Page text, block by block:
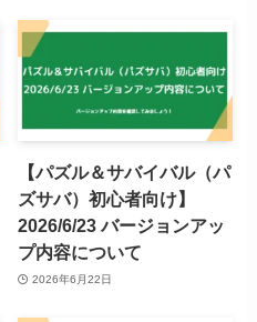
【パズル＆サバイバル（パ
ズサバ）初心者向け】
2026/6/23 バージョンアッ
プ内容について
2026年6月22日